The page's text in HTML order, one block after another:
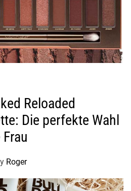
g
a
n
d
V
e
e
Reloaded
Die perfekte Wahl
Roger